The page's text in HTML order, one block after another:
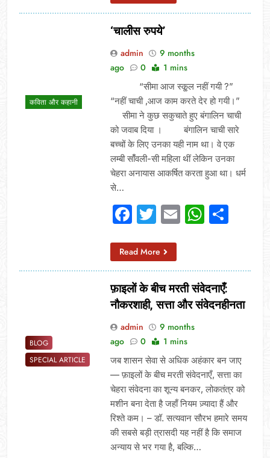
कविता और कहानी
‘चालीस रुपये’
admin
9 months
ago
0 1 mins
“सीमा आज स्कू्ल नहीं गयी ?”
“नहीं चाची ,आज काम करते देर हो गयी।”
सीमा ने कुछ सकुचाते हुए बंगालिन चाची
को जवाब दिया । बंगालिन चाची सारे
बच्चों के लिए उनका यही नाम था। वे एक
लम्बी सांँवली-सी महिला थीं लेकिन उनका
चेहरा अनायास आकर्षित करता हुआ था। धर्म
से…
Facebook
Twitter
Email
Read More
BLOG
SPECIAL ARTICLE
फ़ाइलों के बीच मरती संवेदनाएँ:
नौकरशाही, सत्ता और संवेदनहीनता
admin
9 months
ago
0 1 mins
जब शासन सेवा से अधिक अहंकार बन जाए
— फ़ाइलों के बीच मरती संवेदनाएँ, सत्ता का
चेहरा संवेदना का शून्य बनकर, लोकतंत्र को
मशीन बना देता है जहाँ नियम ज़्यादा हैं और
रिश्ते कम। – डॉ. सत्यवान सौरभ हमारे समय
की सबसे बड़ी त्रासदी यह नहीं है कि समाज
अन्याय से भर गया है, बल्कि…